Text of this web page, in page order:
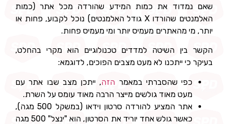
שאם נמדוד את כמות המידע שהורדה מכל אתר (כמות
האלמנטים שהורדו X גודל האלמנטים) נוכל לקבוע, פחות או
יותר, מי מהאתרים מעמיס יותר ומי מעמיס פחות.
הקשר בין השיטה למדדים טכנולוגיים הוא מקרי בהחלט,
בעיקר כי ייתכנו לא מעט מצבים הפוכים, לדוגמא:
כפי שהסברתי במאמר הזה, ייתכן מצב שבו אתר עם
מעט מאוד גולשים מייצר הרבה מאוד עומס על השרת.
אתר המציע להורדה סרטון וידאו (במשקל 500 מגה),
כאשר גולש אחד יוריד את הסרטון, הוא "ינצל" 500 מגה